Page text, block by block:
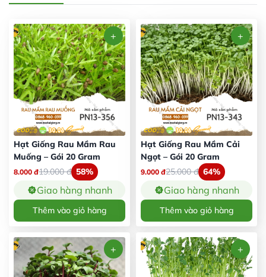
Hạt Giống Rau Mầm Rau
Muống – Gói 20 Gram
8.000 đ19.000đ 58%
Giao hàng nhanh
Thêm vào giỏ hàng
Hạt Giống Rau Mầm Cải
Ngọt – Gói 20 Gram
9.000 đ25.000đ 64%
Giao hàng nhanh
Thêm vào giỏ hàng